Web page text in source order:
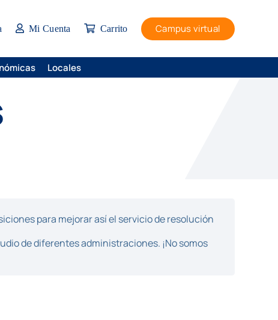
Mi Cuenta Carrito Campus virtual
Locales
para mejorar así el servicio de resolución
de diferentes administraciones. ¡No somos